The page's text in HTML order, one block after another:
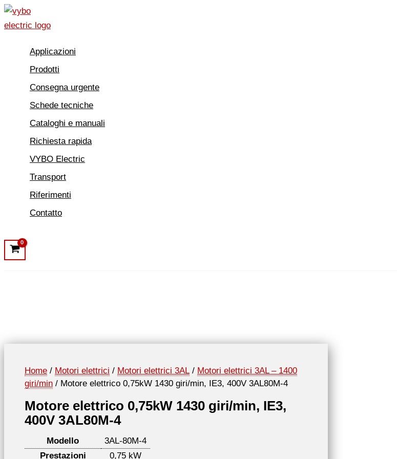
Vai
al
Applicazioni
Prodotti
Consegna urgente
Schede tecniche
Cataloghi e manuali
Richiesta rapida
VYBO Electric
Transport
Riferimenti
Contatto
Home / Motori elettrici / Motori elettrici 3AL / Motori elettrici 3AL – 1400
giri/min / Motore elettrico 0,75kW 1430 giri/min, IE3, 400V 3AL80M-4
Motore elettrico 0,75kW 1430 giri/min, IE3,
400V 3AL80M-4
Modello
3AL-80M-4
Prestazioni
0,75 kW